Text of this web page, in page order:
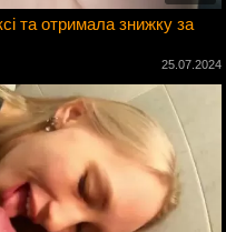
та отримала знижку за
25.07.2024